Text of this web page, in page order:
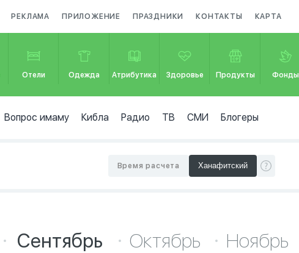
РЕКЛАМА ПРИЛОЖЕНИЕ ПРАЗДНИКИ КОНТАКТЫ КАРТА
Отели Одежда Атрибутика Здоровье Продукты Фонды
Вопрос имаму Кибла Радио ТВ СМИ Блогеры
Время расчета
Сентябрь Октябрь Ноябрь